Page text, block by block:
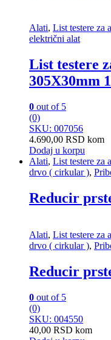
Alati, List testere za
električni alat
List testere
305X30mm
0 out of 5
(0)
SKU: 007056
4.690,00 RSD kom
Dodaj u korpu
Alati, List testere za
drvo ( cirkular ),
Reducir
Alati, List testere za
drvo ( cirkular ),
Reducir
0 out of 5
(0)
SKU: 004550
40,00 RSD kom